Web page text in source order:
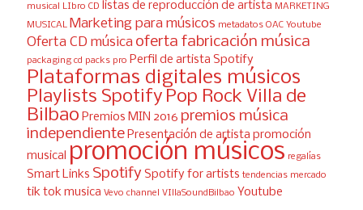
musical
LIbro CD listas de reproducción de artista MARKETING
MUSICAL Marketing para músicos metadatos OAC Youtube
Oferta CD música oferta fabricación música
packaging cd packs pro Perfil de artista Spotify
Plataformas digitales músicos
Playlists Spotify Pop Rock Villa de
Bilbao Premios MIN 2016 premios música
independiente Presentación de artista promoción
musical promoción músicos regalías
Smart Links SpotifySpotify for artists tendencias mercado
tik tok musica Vevo channel VIllaSoundBilbao Youtube